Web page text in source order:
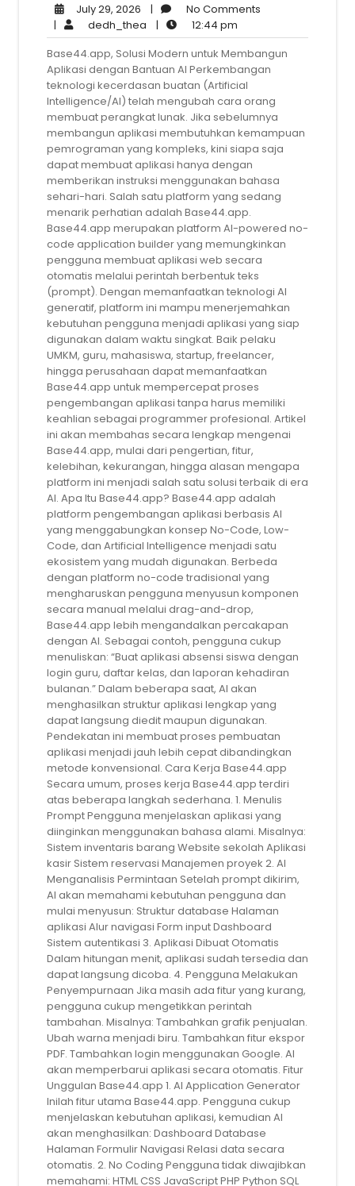
July 29, 2026 July
29,
2026
| No Comments
| dedh_thea dedh_thea
| 12:44 pm
pm
Base44.app, Solusi Modern untuk Membangun
Aplikasi dengan Bantuan AI Perkembangan
teknologi kecerdasan buatan (Artificial
Intelligence/AI) telah mengubah cara orang
membuat perangkat lunak. Jika sebelumnya
membangun aplikasi membutuhkan kemampuan
pemrograman yang kompleks, kini siapa saja
dapat membuat aplikasi hanya dengan
memberikan instruksi menggunakan bahasa
sehari-hari. Salah satu platform yang sedang
menarik perhatian adalah Base44.app.
Base44.app merupakan platform AI-powered no-
code application builder yang memungkinkan
pengguna membuat aplikasi web secara
otomatis melalui perintah berbentuk teks
(prompt). Dengan memanfaatkan teknologi AI
generatif, platform ini mampu menerjemahkan
kebutuhan pengguna menjadi aplikasi yang siap
digunakan dalam waktu singkat. Baik pelaku
UMKM, guru, mahasiswa, startup, freelancer,
hingga perusahaan dapat memanfaatkan
Base44.app untuk mempercepat proses
pengembangan aplikasi tanpa harus memiliki
keahlian sebagai programmer profesional. Artikel
ini akan membahas secara lengkap mengenai
Base44.app, mulai dari pengertian, fitur,
kelebihan, kekurangan, hingga alasan mengapa
platform ini menjadi salah satu solusi terbaik di era
AI. Apa Itu Base44.app? Base44.app adalah
platform pengembangan aplikasi berbasis AI
yang menggabungkan konsep No-Code, Low-
Code, dan Artificial Intelligence menjadi satu
ekosistem yang mudah digunakan. Berbeda
dengan platform no-code tradisional yang
mengharuskan pengguna menyusun komponen
secara manual melalui drag-and-drop,
Base44.app lebih mengandalkan percakapan
dengan AI. Sebagai contoh, pengguna cukup
menuliskan: “Buat aplikasi absensi siswa dengan
login guru, daftar kelas, dan laporan kehadiran
bulanan.” Dalam beberapa saat, AI akan
menghasilkan struktur aplikasi lengkap yang
dapat langsung diedit maupun digunakan.
Pendekatan ini membuat proses pembuatan
aplikasi menjadi jauh lebih cepat dibandingkan
metode konvensional. Cara Kerja Base44.app
Secara umum, proses kerja Base44.app terdiri
atas beberapa langkah sederhana. 1. Menulis
Prompt Pengguna menjelaskan aplikasi yang
diinginkan menggunakan bahasa alami. Misalnya:
Sistem inventaris barang Website sekolah Aplikasi
kasir Sistem reservasi Manajemen proyek 2. AI
Menganalisis Permintaan Setelah prompt dikirim,
AI akan memahami kebutuhan pengguna dan
mulai menyusun: Struktur database Halaman
aplikasi Alur navigasi Form input Dashboard
Sistem autentikasi 3. Aplikasi Dibuat Otomatis
Dalam hitungan menit, aplikasi sudah tersedia dan
dapat langsung dicoba. 4. Pengguna Melakukan
Penyempurnaan Jika masih ada fitur yang kurang,
pengguna cukup mengetikkan perintah
tambahan. Misalnya: Tambahkan grafik penjualan.
Ubah warna menjadi biru. Tambahkan fitur ekspor
PDF. Tambahkan login menggunakan Google. AI
akan memperbarui aplikasi secara otomatis. Fitur
Unggulan Base44.app 1. AI Application Generator
Inilah fitur utama Base44.app. Pengguna cukup
menjelaskan kebutuhan aplikasi, kemudian AI
akan menghasilkan: Dashboard Database
Halaman Formulir Navigasi Relasi data secara
otomatis. 2. No Coding Pengguna tidak diwajibkan
memahami: HTML CSS JavaScript PHP Python SQL